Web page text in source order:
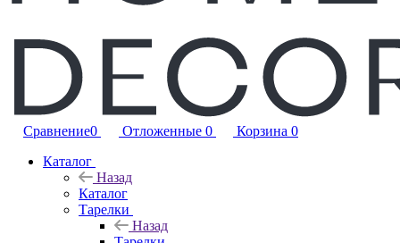
Сравнение0 Отложенные 0 Корзина 0
Каталог
Назад
Каталог
Тарелки
Назад